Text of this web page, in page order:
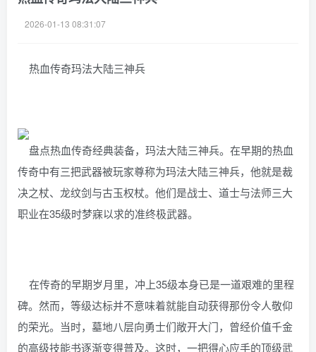
2026-01-13 08:31:07
热血传奇玛法大陆三神兵
盘点热血传奇经典装备，玛法大陆三神兵。在早期的热血
传奇中有三把武器被玩家尊称为玛法大陆三神兵，他就是裁
决之杖、龙纹剑与古玉权杖。他们是战士、道士与法师三大
职业在35级时梦寐以求的准终极武器。
在传奇的早期岁月里，冲上35级本身已是一道艰难的里程
碑。然而，等级达标并不意味着就能自动获得那份令人敬仰
的荣光。当时，墓地八层向勇士们敞开大门，曾经价值千金
的高级技能书逐渐变得普及。这时，一把得心应手的顶级武